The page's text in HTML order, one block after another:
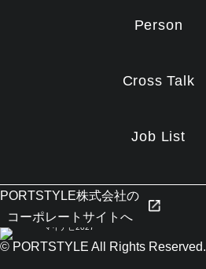
Person
Cross Talk
Job List
PORTSTYLE株式会社の
コーポレートサイトへ
© PORTSTYLE All Rights Reserved.